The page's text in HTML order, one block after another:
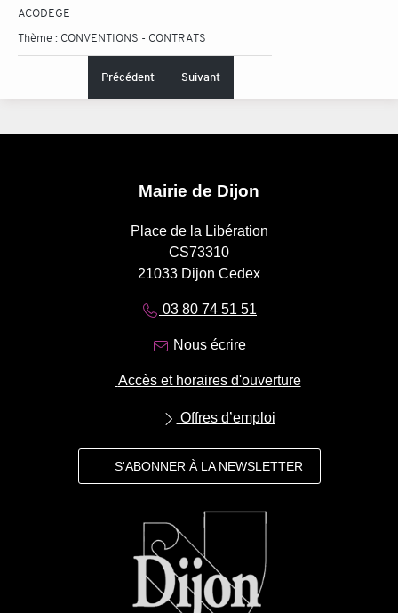
ACODEGE
Thème : CONVENTIONS - CONTRATS
Précédent Suivant
Mairie de Dijon
Place de la Libération
CS73310
21033 Dijon Cedex
03 80 74 51 51
Nous écrire
Accès et horaires d'ouverture
Offres d’emploi
S'ABONNER À LA NEWSLETTER